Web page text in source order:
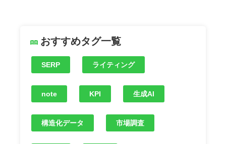
おすすめタグ一覧
SERP ライティング
note KPI 生成AI
構造化データ 市場調査